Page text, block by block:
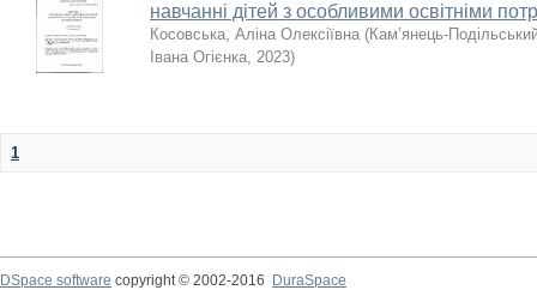
навчанні дітей з особливими освітніми
Косовська, Аліна Олексіївна (Кам’янець-
Івана Огієнка, 2023)
1
DSpace software copyright © 2002-2016
DuraSpace